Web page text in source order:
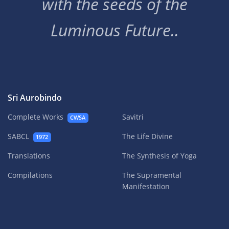
Luminous Future..
Sri Aurobindo
Complete Works CWSA
SABCL 1972
Translations
Compilations
Savitri
The Life Divine
The Synthesis of Yoga
The Supramental
Manifestation